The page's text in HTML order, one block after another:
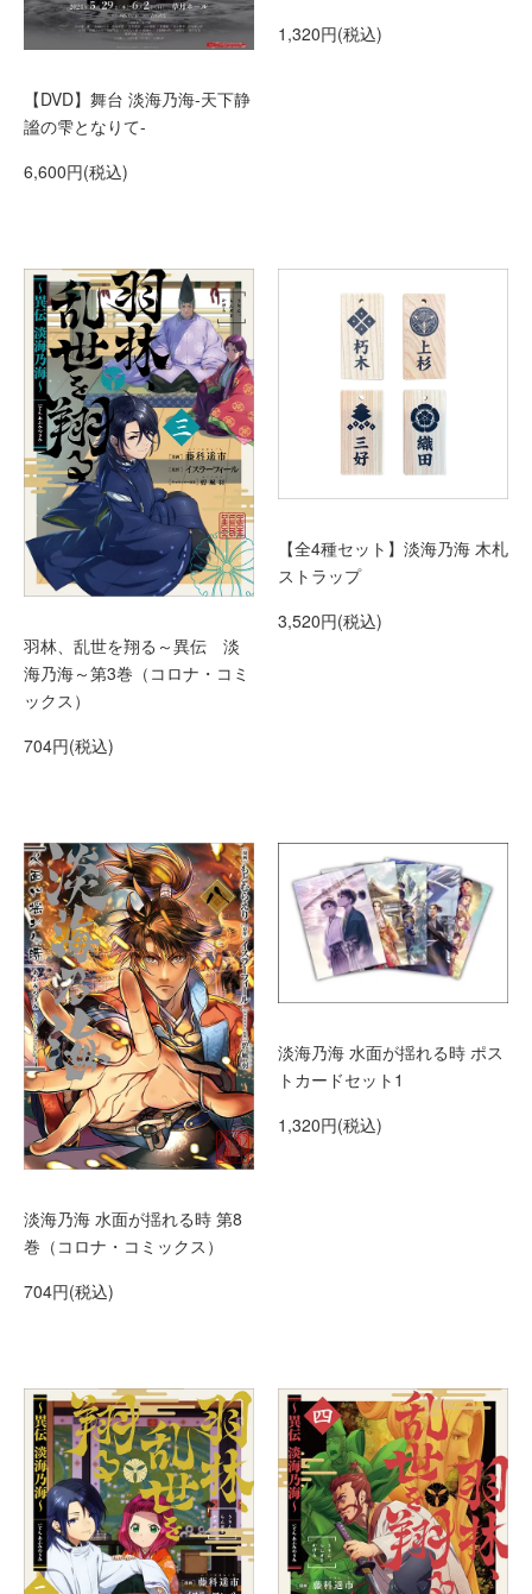
【DVD】舞台 淡海乃海-天下静
謐の雫となりて-
6,600円(税込)
1,320円(税込)
羽林、乱世を翔る～異伝 淡
海乃海～第3巻（コロナ・コミ
ックス）
704円(税込)
【全4種セット】淡海乃海 木札
ストラップ
3,520円(税込)
淡海乃海 水面が揺れる時 第8
巻（コロナ・コミックス）
704円(税込)
淡海乃海 水面が揺れる時 ポス
トカードセット1
1,320円(税込)